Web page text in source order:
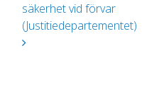
säkerhet vid förvar
(Justitiedepartementet)